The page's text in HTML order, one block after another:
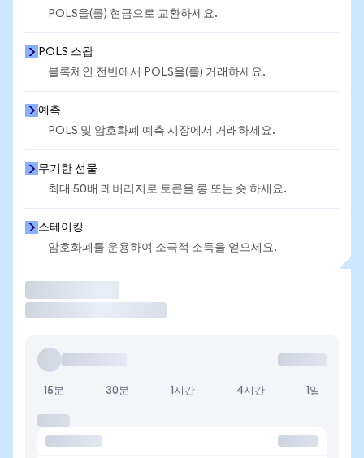
POLS을(를) 현금으로 교환하세요.
POLS 스왑
블록체인 전반에서 POLS을(를) 거래하세요.
예측
POLS 및 암호화폐 예측 시장에서 거래하세요.
무기한 선물
최대 50배 레버리지로 토큰을 롱 또는 숏 하세요.
스테이킹
암호화폐를 운용하여 소극적 소득을 얻으세요.
15분 30분 1시간 4시간 1일